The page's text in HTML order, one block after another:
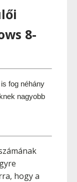
8-
fog néhány
nagyobb
hogy a